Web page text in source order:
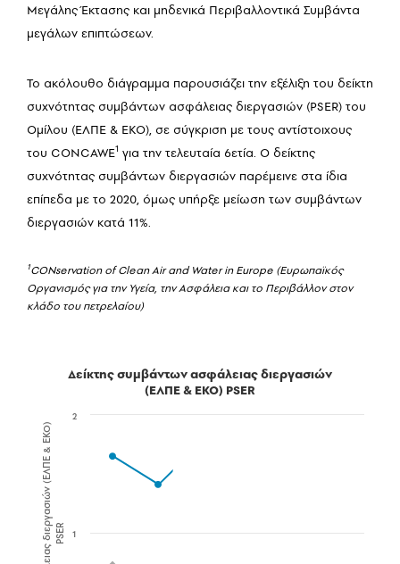
Μεγάλης Έκτασης και μηδενικά Περιβαλλοντικά Συμβάντα
μεγάλων επιπτώσεων.
Το ακόλουθο διάγραμμα παρουσιάζει την εξέλιξη του δείκτη
συχνότητας συμβάντων ασφάλειας διεργασιών (PSER) του
Ομίλου (ΕΛΠΕ & ΕΚΟ), σε σύγκριση με τους αντίστοιχους
του CONCAWE1 για την τελευταία 6ετία. Ο δείκτης
συχνότητας συμβάντων διεργασιών παρέμεινε στα ίδια
επίπεδα με το 2020, όμως υπήρξε μείωση των συμβάντων
διεργασιών κατά 11%.
1CONservation of Clean Air and Water in Europe (Ευρωπαϊκός
Οργανισμός για την Υγεία, την Ασφάλεια και το Περιβάλλον στον
κλάδο του πετρελαίου)
PSER
Δείκτης συμβάντων ασφάλειας διεργασιών
(ΕΛΠΕ & ΕΚΟ) PSER
1
2